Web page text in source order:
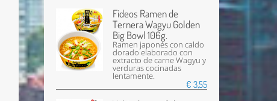
Fideos Ramen de
Ternera Wagyu Golden
Big Bowl 106g.
Ramen japonés con caldo
dorado elaborado con
extracto de carne Wagyu y
verduras cocinadas
lentamente.
€ 3,55